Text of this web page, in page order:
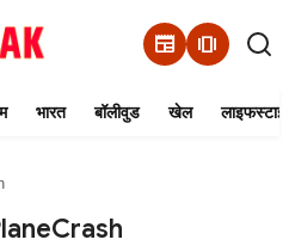
newspaper amp_stories
भारत बॉलीवुड खेल